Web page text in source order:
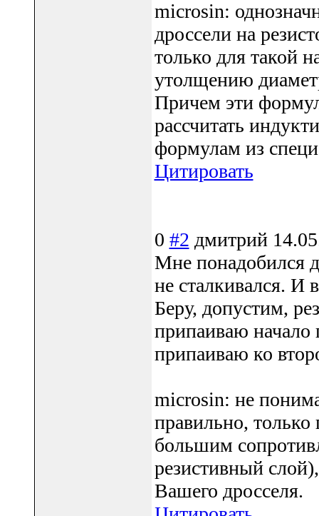
microsin:
дроссели на
только для такой
утолщению
Причем эти
рассчитать
формулам из
Цитировать
0 #2 дмитрий
Мне понадобился
не сталкивался. И
Беру, допустим,
припаиваю начало
припаиваю ко
microsin: не
правильно, только
большим
резистивный
Вашего дросселя.